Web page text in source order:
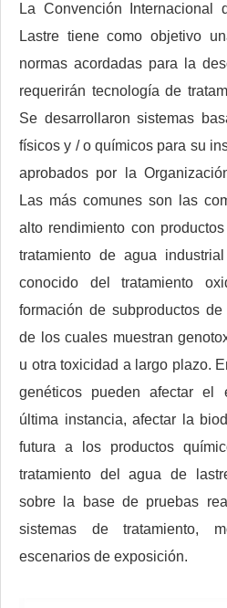
La Convención
Lastre tiene como objetivo
normas acordadas para la
requerirán tecnología de
Se desarrollaron sistemas
físicos y / o químicos para su
aprobados por la
Las más comunes son las
alto rendimiento con
tratamiento de agua
conocido del tratamiento
formación de subproductos
de los cuales muestran
u otra toxicidad a largo plazo.
genéticos pueden afectar el
última instancia, afectar la
futura a los productos
tratamiento del agua de
sobre la base de pruebas
sistemas de tratamiento,
escenarios de exposición.